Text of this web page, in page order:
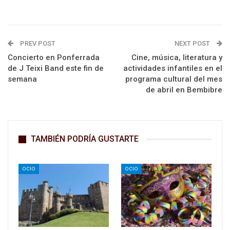
PREV POST
Concierto en Ponferrada
de J Teixi Band este fin de
semana
NEXT POST
Cine, música, literatura y
actividades infantiles en el
programa cultural del mes
de abril en Bembibre
TAMBIÉN PODRÍA GUSTARTE
OCIO OCIO